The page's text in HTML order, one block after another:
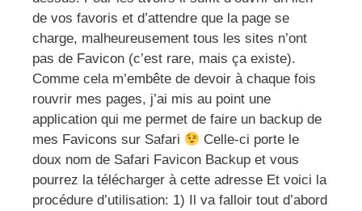
de vos favoris et d’attendre que la page se
charge, malheureusement tous les sites n’ont
pas de Favicon (c’est rare, mais ça existe).
Comme cela m’embête de devoir à chaque fois
rouvrir mes pages, j’ai mis au point une
application qui me permet de faire un backup de
mes Favicons sur Safari
Celle-ci porte le
doux nom de Safari Favicon Backup et vous
pourrez la télécharger à cette adresse Et voici la
procédure d’utilisation: 1) Il va falloir tout d’abord